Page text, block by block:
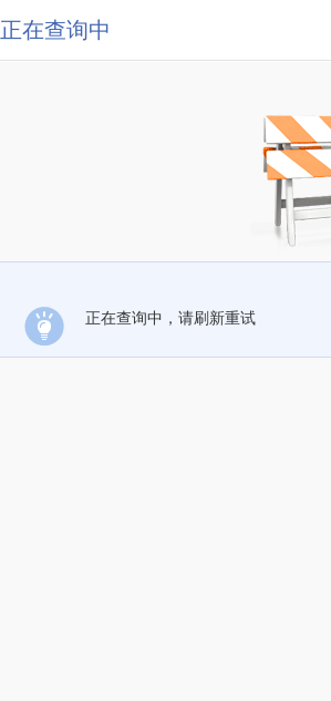
正在查询中
正在查询中，请刷新重试